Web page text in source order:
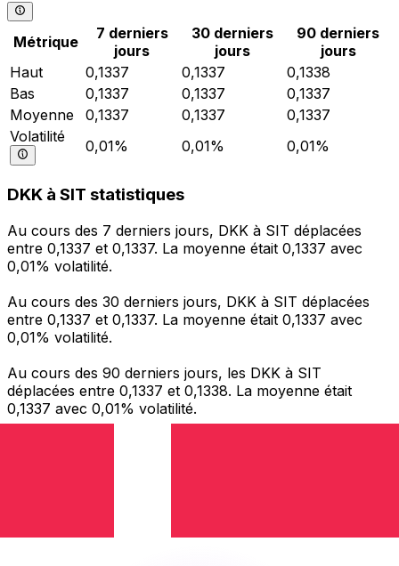
Métrique
7 derniers
jours
30 derniers
jours
90 derniers
jours
Haut
0,1337 0,1337
0,1338
Bas
0,1337 0,1337
0,1337
Moyenne
0,1337 0,1337
0,1337
Volatilité
0,01% 0,01% 0,01%
DKK à SIT statistiques
Au cours des 7 derniers jours, DKK à SIT déplacées
entre 0,1337 et 0,1337. La moyenne était 0,1337 avec
0,01% volatilité.
Au cours des 30 derniers jours, DKK à SIT déplacées
entre 0,1337 et 0,1337. La moyenne était 0,1337 avec
0,01% volatilité.
Au cours des 90 derniers jours, les DKK à SIT
déplacées entre 0,1337 et 0,1338. La moyenne était
0,1337 avec 0,01% volatilité.